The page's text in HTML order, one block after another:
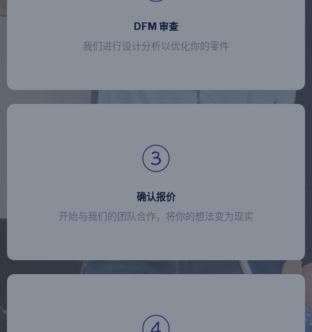
DFM 审查
我们进行设计分析以优化你的零件
确认报价
开始与我们的团队合作，将你的想法变为现实